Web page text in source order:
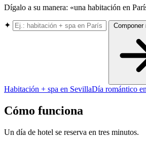
Dígalo a su manera: «una habitación en
✦ Componer
Habitación + spa en SevillaDía romántico
Cómo funciona
Un día de hotel se reserva en tres minutos.